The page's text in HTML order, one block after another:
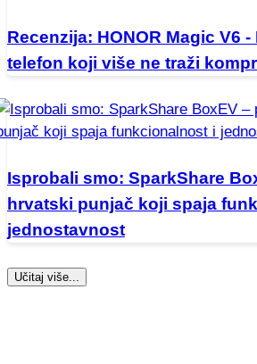
Recenzija: HONOR Magic V6
telefon koji više ne traži
Isprobali smo: SparkShare
hrvatski punjač koji spaja
jednostavnost
Učitaj više...